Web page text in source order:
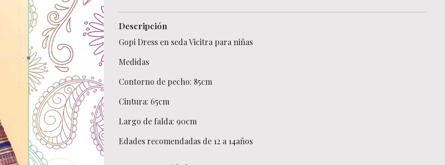
Descripción
Gopi Dress en seda Vicitra para niñas
Medidas
Contorno de pecho: 85cm
Cintura: 65cm
Largo de falda: 90cm
Edades recomendadas de 12 a 14años